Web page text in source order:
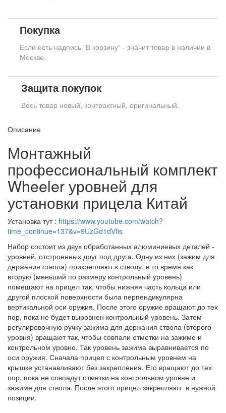
Покупка
Если есть надпись "В корзину" - значит товар в наличии в
Москве.
Защита покупок
Весь товар новый, контрактный, оригинальный.
Описание
Монтажный
профессиональный комплект
Wheeler уровней для
установки прицела Китай
Установка тут : https://www.youtube.com/watch?
time_continue=137&v=9UzGd1dVfis
Набор состоит из двух обработанных алюминиевых деталей -
уровней, отстроенных друг под друга. Одну из них (зажим для
держания ствола) прикрепляют к стволу, в то время как
вторую (меньший по размеру контрольный уровень)
помещают на прицел так, чтобы нижняя часть кольца или
другой плоской поверхности была перпендикулярна
вертикальной оси оружия. После этого оружие вращают до тех
пор, пока не будет выровнен контрольный уровень. Затем
регулировочную ручку зажима для держания ствола (второго
уровня) вращают так, чтобы совпали отметки на зажиме и
контрольном уровне. Так уровень зажима выравнивается по
оси оружия. Сначала прицел с контрольным уровнем на
крышке устанавливают без закрепления. Его вращают до тех
пор, пока не совпадут отметки на контрольном уровне и
зажиме для ствола. После этого прицел закрепляют в нужной
позиции.